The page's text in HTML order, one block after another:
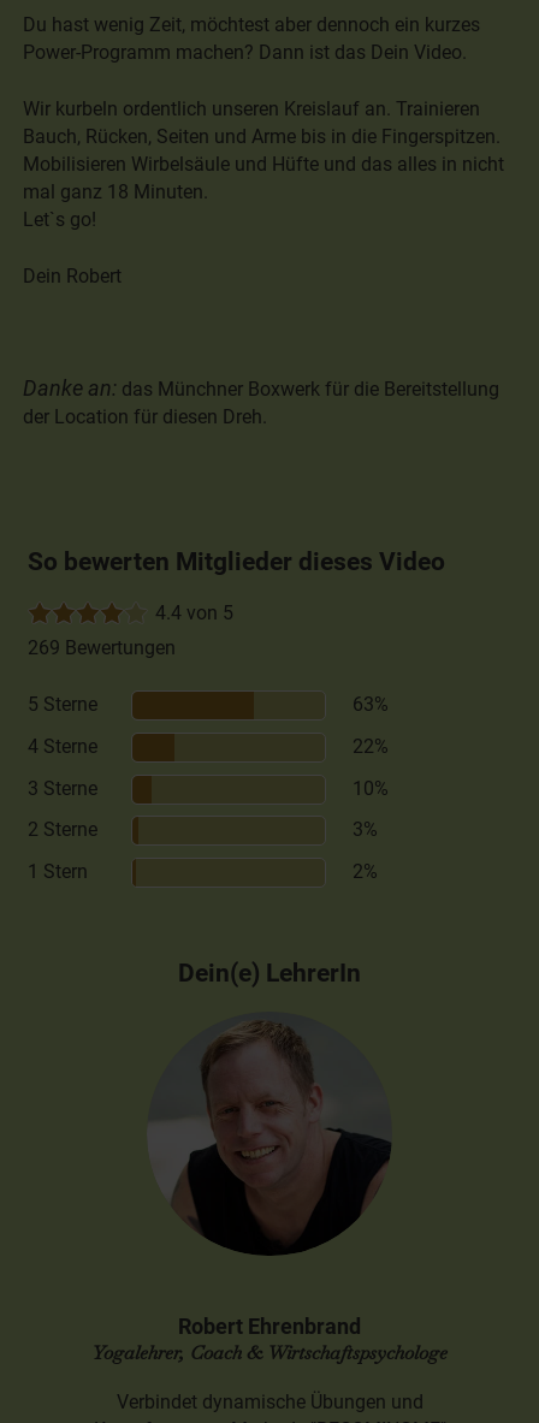
Du hast wenig Zeit, möchtest aber dennoch ein kurzes
Power-Programm machen? Dann ist das Dein Video.
Wir kurbeln ordentlich unseren Kreislauf an. Trainieren
Bauch, Rücken, Seiten und Arme bis in die Fingerspitzen.
Mobilisieren Wirbelsäule und Hüfte und das alles in nicht
mal ganz 18 Minuten.
Let`s go!
Dein Robert
Danke an: das Münchner Boxwerk für die Bereitstellung
der Location für diesen Dreh.
So bewerten Mitglieder dieses Video
4.4 von 5
269 Bewertungen
5 Sterne
63%
4 Sterne
22%
3 Sterne
10%
2 Sterne
3%
1 Stern
2%
Dein(e) LehrerIn
Robert Ehrenbrand
Yogalehrer, Coach & Wirtschaftspsychologe
Verbindet dynamische Übungen und